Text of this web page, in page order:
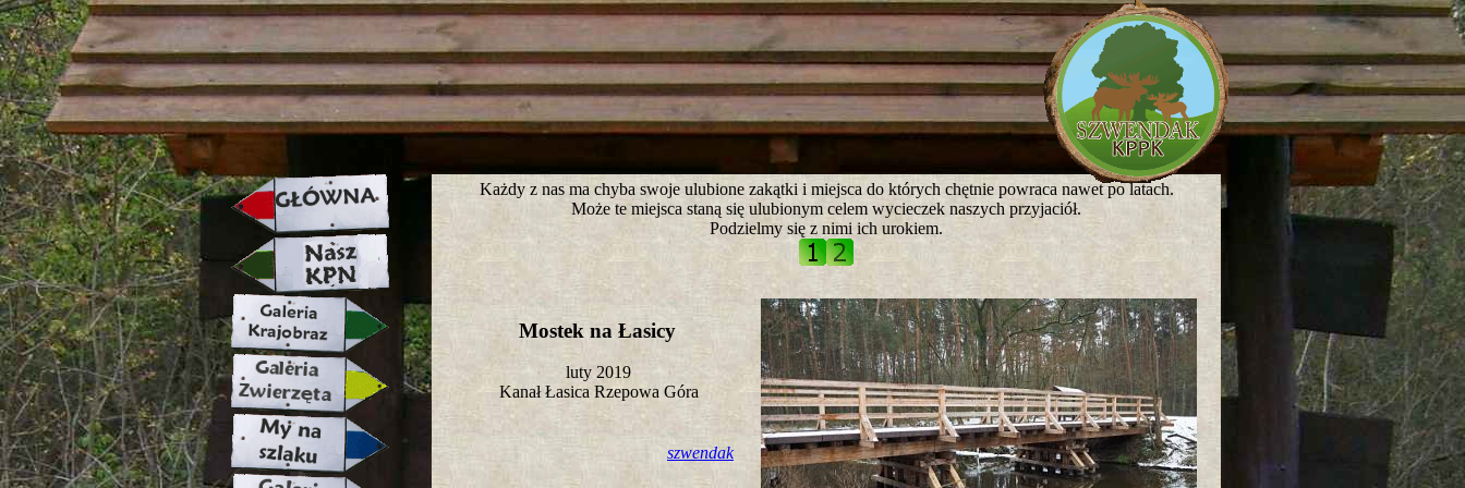
strona w naprawie zapraszamy jutro ;)
Każdy z nas ma chyba swoje ulubione zakątki i miejsca do których chętnie powraca nawet po latach.
Może te miejsca staną się ulubionym celem wycieczek naszych przyjaciół.
Podzielmy się z nimi ich urokiem.
Mostek na Łasicy
luty 2019
Kanał Łasica Rzepowa Góra
szwendak